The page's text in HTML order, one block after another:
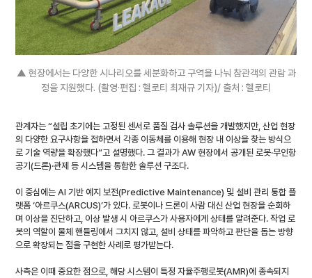
▲ 현장에서는 다양한 시나리오를 세분화하고 구역을 나눠 참관객의 관람 과
정을 지원했다. (촬영·편집 : 헬로티 최재규 기자)/ 출처 : 헬로티
관계자는 “설립 초기에는 고정된 센서로 품질 검사 솔루션을 개발했지만, 산업 현장
의 다양한 요구사항을 접하면서 각종 이동체를 이용해 현장 내 이상을 찾는 방식으
로 기술 역량을 확장했다”고 설명했다. 그 결과가 AW 현장에서 공개된 로봇·무인항
공기(드론)·관제 등 시스템을 통합한 솔루션 구조다.
이 중심에는 AI 기반 예지 보전(Predictive Maintenance) 및 설비 관리 통합 플
랫폼 ‘아르쿠스(ARCUS)’가 있다. 로봇이나 드론이 사람 대신 산업 현장을 순회하
며 이상을 진단하고, 이상 발생 시 아르쿠스가 사용자에게 상태를 알려준다. 작업 로
봇의 역할이 물체 핸들링에서 그치지 않고, 설비 상태를 파악하고 판단을 돕는 방향
으로 확장되는 점을 구현한 사례로 평가받는다.
사측은 이때 중요한 점으로, 해당 시스템이 특정 자율주행로봇(AMR)에 종속되지